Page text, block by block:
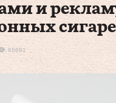
и
65691